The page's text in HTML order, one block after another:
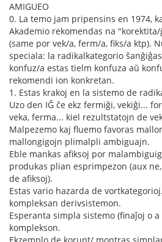
AMIGUEO
0. La temo jam pripensins en 1974,
Akademio rekomendas na
(same por vek/a, ferm/a, fiks/a ktp).
speciala: la radikalkategorio
konfuz/a estas tielm konfuza aŭ
rekomendi ion konkretan.
1. Estas krakoj en la sistemo de
Uzo den IĜ ĉe ekz fermiĝi, vekiĝi...
veka, ferma... kiel rezultstatojn de
Malpezemo kaj fluemo favoras
mallongigojn plimalpli ambiguajn.
Eble mankas afiksoj por
produkas plian esprimpezon (aux
de afiksoj).
Estas vario hazarda de
kompleksan derivsistemon.
Esperanta simpla sistemo (finaĵoj o
komplekson.